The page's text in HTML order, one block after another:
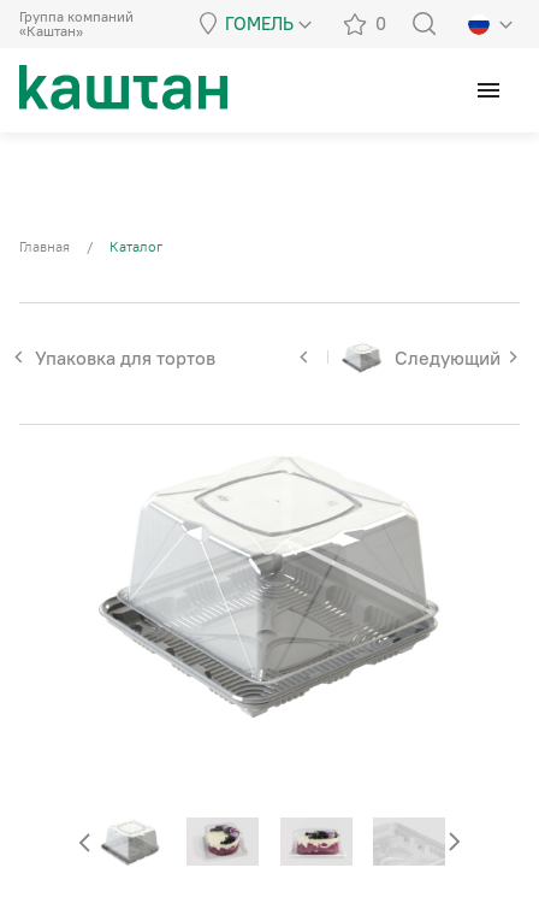
Группа компаний
«Каштан»
ГОМЕЛЬ 0
menu
Главная / Каталог
Упаковка для тортов Следующий